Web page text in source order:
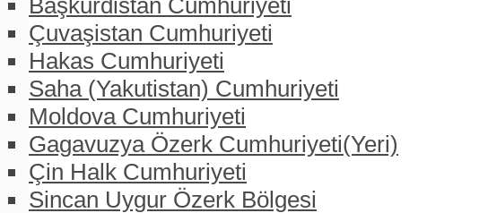
Başkurdistan Cumhuriyeti
Çuvaşistan Cumhuriyeti
Hakas Cumhuriyeti
Saha (Yakutistan) Cumhuriyeti
Moldova Cumhuriyeti
Gagavuzya Özerk Cumhuriyeti(Yeri)
Çin Halk Cumhuriyeti
Sincan Uygur Özerk Bölgesi